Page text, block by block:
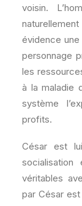
voisin.
évidence
personnage
les
à la maladie
système
profits.
César est
socialisation
véritables
par César